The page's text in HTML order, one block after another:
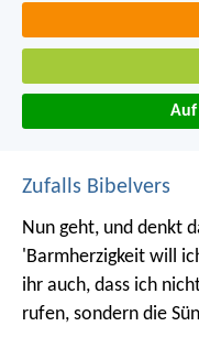
Auf
Zufalls Bibelvers
Nun geht, und denkt
'Barmherzigkeit will
ihr auch, dass ich
rufen, sondern die